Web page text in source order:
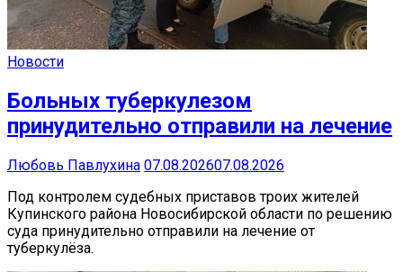
Новости
Больных туберкулезом
принудительно отправили на лечение
Любовь Павлухина 07.08.202607.08.2026
Под контролем судебных приставов троих жителей
Купинского района Новосибирской области по решению
суда принудительно отправили на лечение от
туберкулёза.